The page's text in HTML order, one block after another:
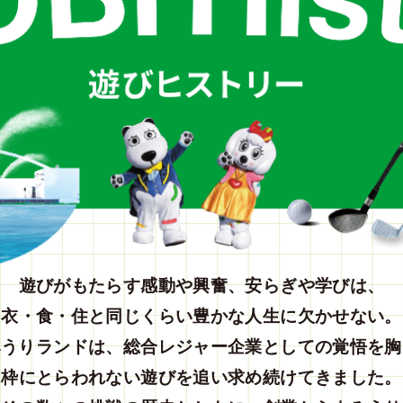
遊びがもたらす感動や興奮、安らぎや学びは、
衣・食・住と同じくらい豊かな人生に欠かせない。
りランドは、総合レジャー企業としての覚悟を
枠にとらわれない遊びを追い求め続けてきました。